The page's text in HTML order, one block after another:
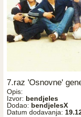
7.raz 'Osnovne'
Opis:
Izvor: bendjeles
Dodao: bendjelesX
Datum dodavanja: